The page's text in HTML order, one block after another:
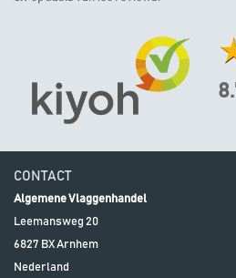
CONTACT
Algemene Vlaggenhandel
Leemansweg 20
6827 BXArnhem
Nederland